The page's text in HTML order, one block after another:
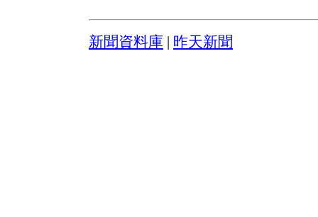
新聞資料庫 昨天新聞